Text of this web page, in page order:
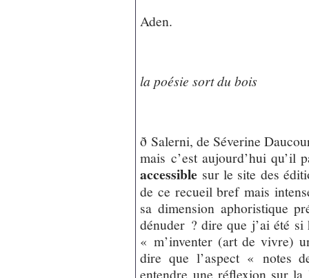
Aden.
la poésie sort du bois
ð Salerni, de Séverine
mais c’est aujourd’hui qu’il
accessible sur le site des
de ce recueil bref mais
sa dimension aphoristique
dénuder ? dire que j’ai été si
« m’inventer (art de vivre)
dire que l’aspect « notes
entendre une réflexion sur